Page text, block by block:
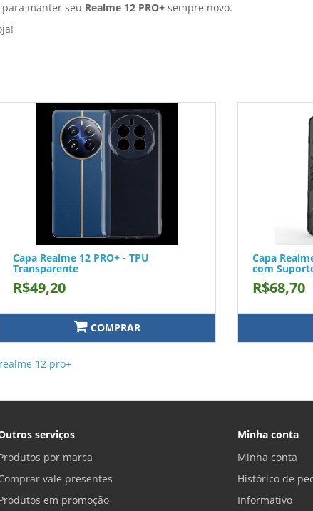
manter seu Realme 12 PRO+ sempre novo.
Capa Realme 12 PRO+ - TPU
Transparente
R$49,20
COMPRAR
Capa
com
R$68,70
12 pro+
serviços
por marca
vale presentes
em promoção
Minha conta
Minha conta
Histórico de
Informativo